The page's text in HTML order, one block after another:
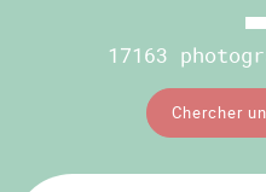
17163
Chercher